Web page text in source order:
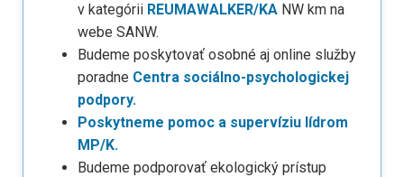
v kategórii REUMAWALKER/KA NW km na
webe SANW.
Budeme poskytovať osobné aj online služby
poradne Centra sociálno-psychologickej
podpory.
Poskytneme pomoc a supervíziu lídrom
MP/K.
Budeme podporovať ekologický prístup